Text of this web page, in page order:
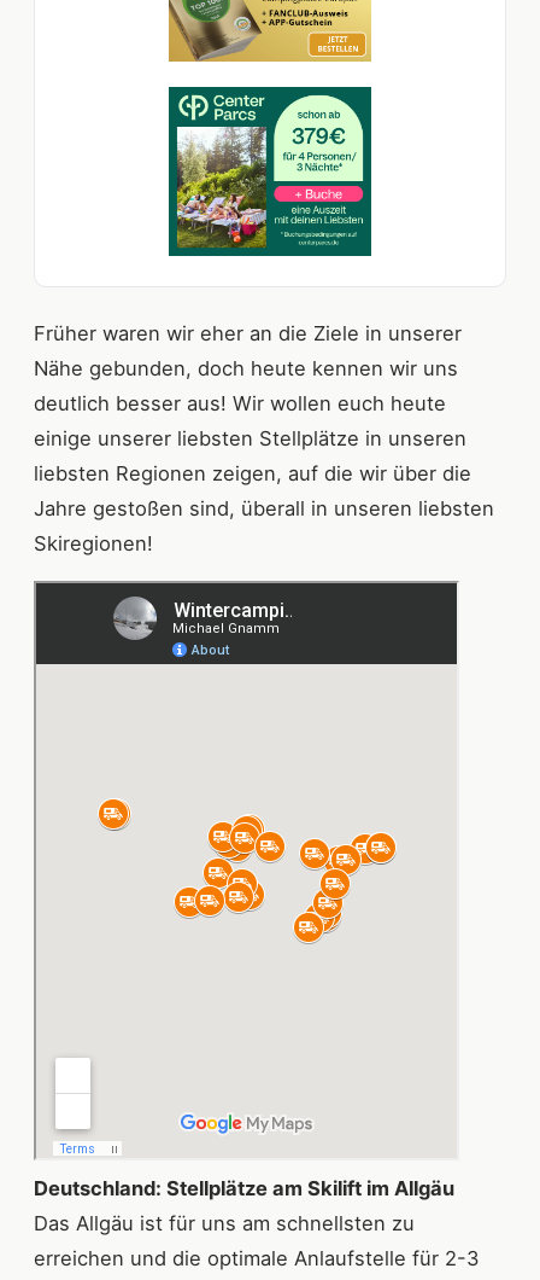
Früher waren wir eher an die Ziele in unserer
Nähe gebunden, doch heute kennen wir uns
deutlich besser aus! Wir wollen euch heute
einige unserer liebsten Stellplätze in unseren
liebsten Regionen zeigen, auf die wir über die
Jahre gestoßen sind, überall in unseren liebsten
Skiregionen!
Deutschland: Stellplätze am Skilift im Allgäu
Das Allgäu ist für uns am schnellsten zu
erreichen und die optimale Anlaufstelle für 2-3